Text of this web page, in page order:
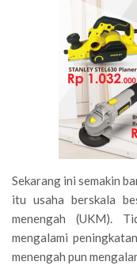
Sekarang ini semakin
itu usaha berskala
menengah (UKM).
mengalami
menengah pun